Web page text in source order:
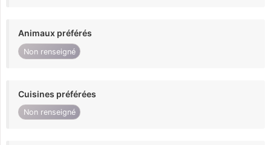
Animaux préférés
Non renseigné
Cuisines préférées
Non renseigné